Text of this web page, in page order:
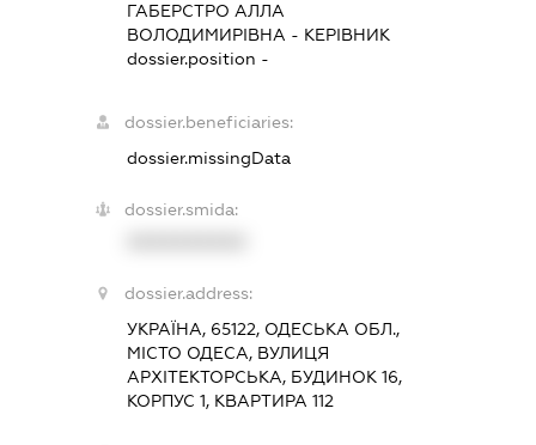
ГАБЕРСТРО АЛЛА
ВОЛОДИМИРІВНА - КЕРІВНИК
dossier.position -
dossier.beneficiaries:
dossier.missingData
dossier.smida:
dossier.address:
УКРАЇНА, 65122, ОДЕСЬКА ОБЛ.,
МІСТО ОДЕСА, ВУЛИЦЯ
АРХІТЕКТОРСЬКА, БУДИНОК 16,
КОРПУС 1, КВАРТИРА 112